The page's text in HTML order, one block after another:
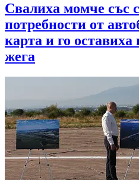
Свалиха момче със
потребности от
карта и го оставиха
жега